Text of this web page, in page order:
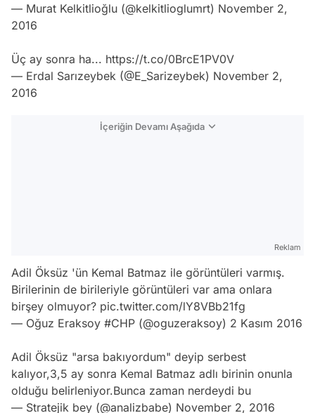
— Murat Kelkitlioğlu (@kelkitlioglumrt) November 2,
2016
Üç ay sonra ha... https://t.co/0BrcE1PV0V
— Erdal Sarızeybek (@E_Sarizeybek) November 2,
2016
İçeriğin Devamı Aşağıda
Reklam
Adil Öksüz 'ün Kemal Batmaz ile görüntüleri varmış.
Birilerinin de birileriyle görüntüleri var ama onlara
birşey olmuyor? pic.twitter.com/lY8VBb21fg
— Oğuz Eraksoy #CHP (@oguzeraksoy) 2 Kasım 2016
Adil Öksüz "arsa bakıyordum" deyip serbest
kalıyor,3,5 ay sonra Kemal Batmaz adlı birinin onunla
olduğu belirleniyor.Bunca zaman nerdeydi bu
— Stratejik bey (@analizbabe) November 2, 2016